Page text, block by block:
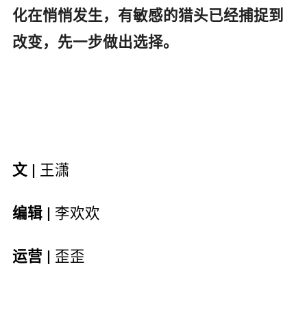
化在悄悄发生，有敏感的猎头已经捕捉到
改变，先一步做出选择。
文 | 王潇
编辑 | 李欢欢
运营 | 歪歪